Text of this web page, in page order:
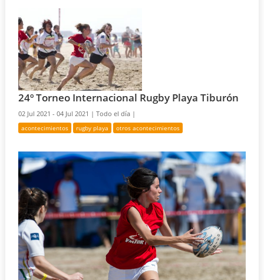
24º Torneo Internacional Rugby Playa Tiburón
02 Jul 2021 - 04 Jul 2021 |Todo el día |
acontecimientos rugby playa otros acontecimientos